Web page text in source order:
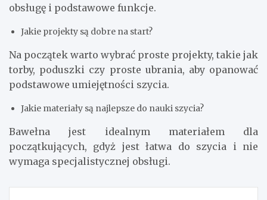
obsługę i podstawowe funkcje.
Jakie projekty są dobre na start?
Na początek warto wybrać proste projekty, takie jak
torby, poduszki czy proste ubrania, aby opanować
podstawowe umiejętności szycia.
Jakie materiały są najlepsze do nauki szycia?
Bawełna jest idealnym materiałem dla
początkujących, gdyż jest łatwa do szycia i nie
wymaga specjalistycznej obsługi.